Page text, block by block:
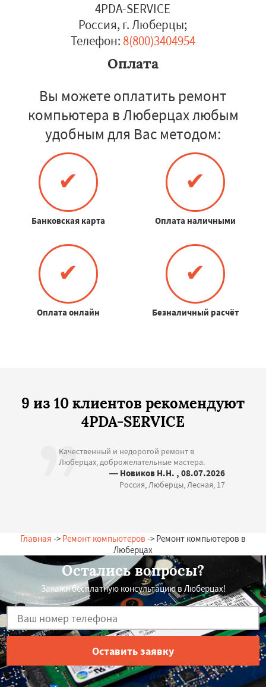
4PDA-SERVICE
Россия, г. Люберцы;
Телефон: 8(800)3404954
Оплата
Вы можете оплатить ремонт
компьютера в Люберцах любым
удобным для Вас методом:
✔
Банковская карта
✔
Оплата наличными
✔
Оплата онлайн
✔
Безналичный расчёт
9 из 10 клиентов рекомендуют
4PDA-SERVICE
Качественный и недорогой ремонт в
Люберцах, доброжелательные мастера.
— Новиков Н.Н. , 08.07.2026
Россия, Люберцы, Лесная, 17
Главная -> Ремонт компьютеров -> Ремонт компьютеров в
Люберцах
Остались вопросы?
Закажи бесплатную консультацию в Люберцах!